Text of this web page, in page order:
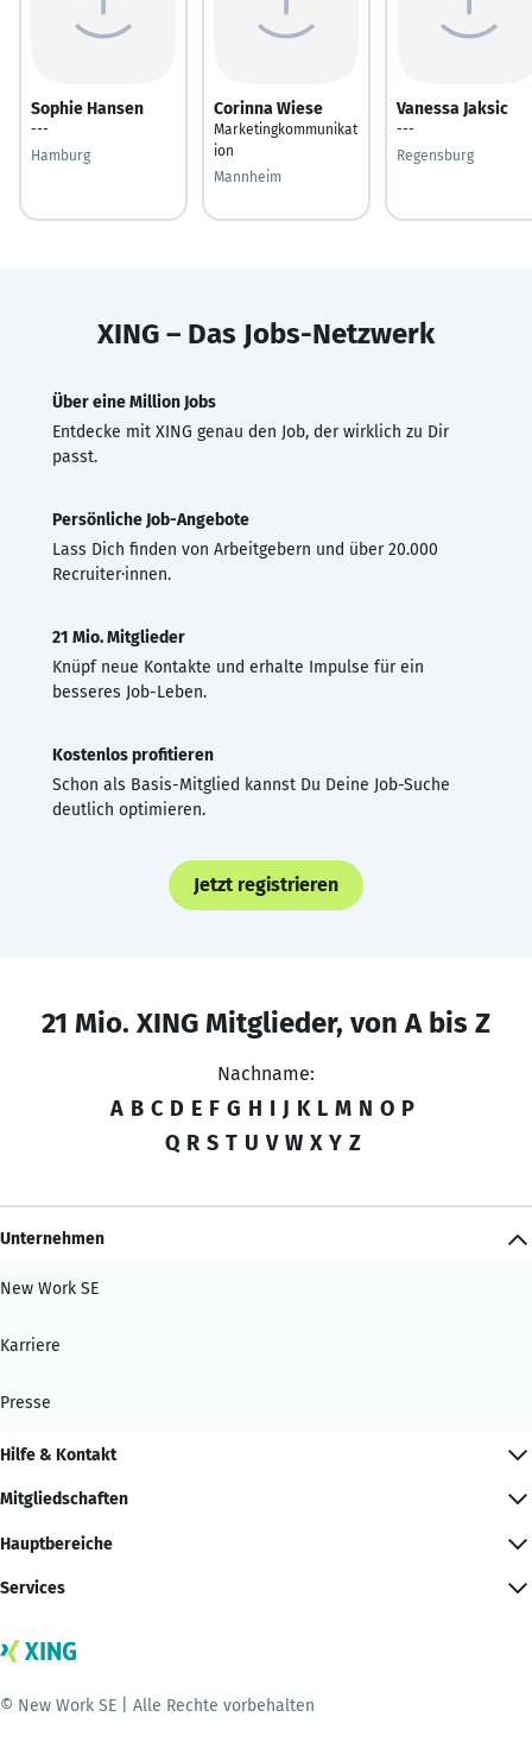
Sophie Hansen
---
Hamburg
Corinna Wiese
Marketingkommunikat
ion
Mannheim
Vanessa Jaksic
---
Regensburg
XING – Das Jobs-Netzwerk
Über eine Million Jobs
Entdecke mit XING genau den Job, der wirklich zu Dir
passt.
Persönliche Job-Angebote
Lass Dich finden von Arbeitgebern und über 20.000
Recruiter·innen.
21 Mio. Mitglieder
Knüpf neue Kontakte und erhalte Impulse für ein
besseres Job-Leben.
Kostenlos profitieren
Schon als Basis-Mitglied kannst Du Deine Job-Suche
deutlich optimieren.
Jetzt registrieren
21 Mio. XING Mitglieder, von A bis Z
Nachname:
A B C D E F G H I J K L M N O P
Q R S T U V W X Y Z
Unternehmen
New Work SE
Karriere
Presse
Hilfe & Kontakt
Mitgliedschaften
Hauptbereiche
Services
© New Work SE | Alle Rechte vorbehalten